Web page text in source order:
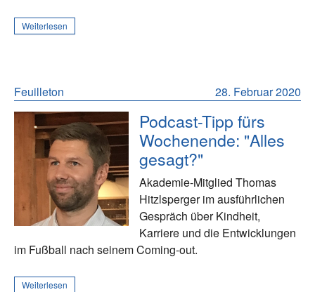
Weiterlesen
28. Februar 2020
Feuilleton
Podcast-Tipp fürs
Wochenende: "Alles
gesagt?"
Akademie-Mitglied Thomas
Hitzlsperger im ausführlichen
Gespräch über Kindheit,
Karriere und die Entwicklungen
im Fußball nach seinem Coming-out.
Weiterlesen